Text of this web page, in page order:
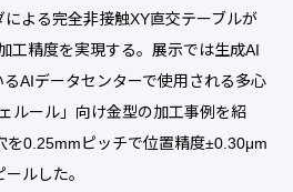
よる完全非接触XY直交テーブルが
工精度を実現する。展示では生成AI
AIデータセンターで使用される多心
ルール」向け金型の加工事例を紹
0.25mmピッチで位置精度±0.30μm
ルした。